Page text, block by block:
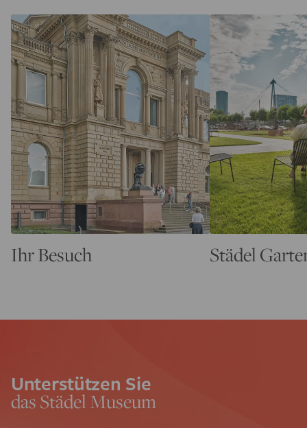
Ihr Besuch Städel
Unterstützen Sie
das Städel Museum